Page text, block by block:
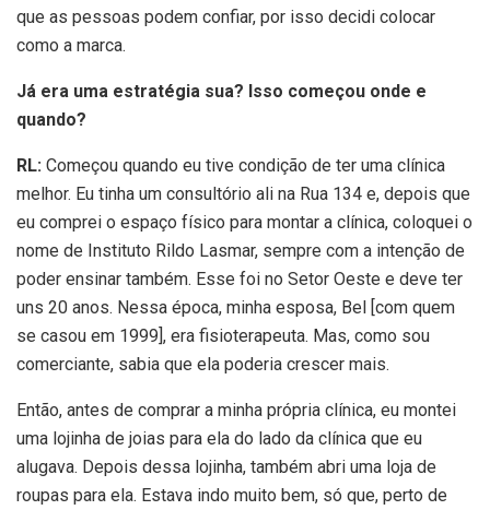
que as pessoas podem confiar, por isso decidi colocar
como a marca.
Já era uma estratégia sua? Isso começou onde e
quando?
RL: Começou quando eu tive condição de ter uma clínica
melhor. Eu tinha um consultório ali na Rua 134 e, depois que
eu comprei o espaço físico para montar a clínica, coloquei o
nome de Instituto Rildo Lasmar, sempre com a intenção de
poder ensinar também. Esse foi no Setor Oeste e deve ter
uns 20 anos. Nessa época, minha esposa, Bel [com quem
se casou em 1999], era fisioterapeuta. Mas, como sou
comerciante, sabia que ela poderia crescer mais.
Então, antes de comprar a minha própria clínica, eu montei
uma lojinha de joias para ela do lado da clínica que eu
alugava. Depois dessa lojinha, também abri uma loja de
roupas para ela. Estava indo muito bem, só que, perto de